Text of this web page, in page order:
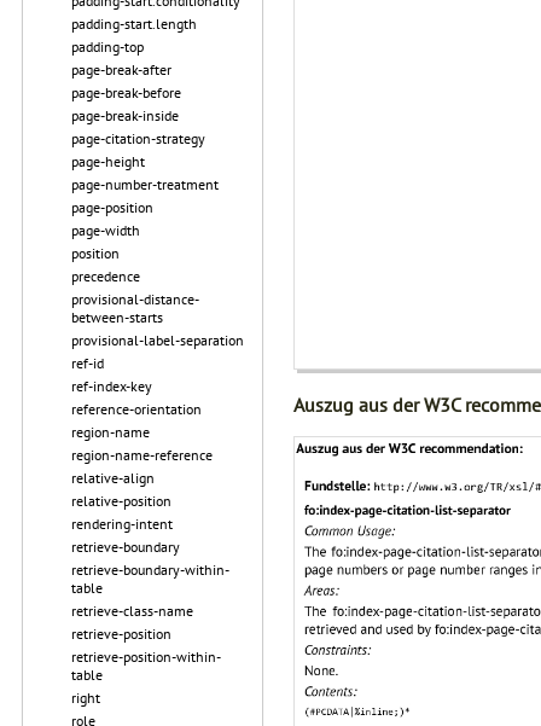
padding-start.length
padding-top
page-break-after
page-break-before
page-break-inside
page-citation-strategy
page-height
page-number-treatment
page-position
page-width
position
precedence
provisional-distance-
between-starts
provisional-label-separation
ref-id
ref-index-key
reference-orientation
region-name
region-name-reference
relative-align
relative-position
rendering-intent
retrieve-boundary
retrieve-boundary-within-
table
retrieve-class-name
retrieve-position
retrieve-position-within-
table
right
role
Auszug aus der W3C